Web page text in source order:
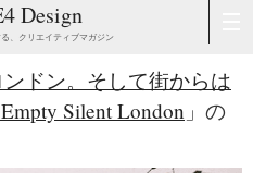
Design
、クリエイティブマガジン
ドン。そして街からは
Silent London 」の